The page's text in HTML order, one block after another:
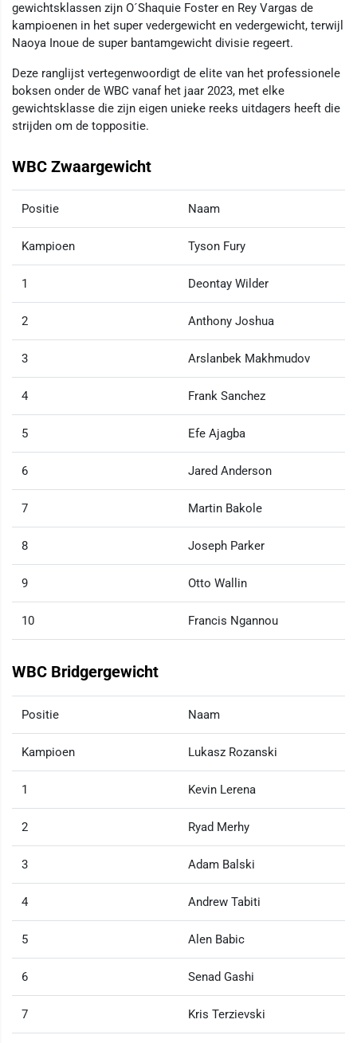
gewichtsklassen zijn O´Shaquie Foster en Rey Vargas de
kampioenen in het super vedergewicht en vedergewicht, terwijl
Naoya Inoue de super bantamgewicht divisie regeert.
Deze ranglijst vertegenwoordigt de elite van het professionele
boksen onder de WBC vanaf het jaar 2023, met elke
gewichtsklasse die zijn eigen unieke reeks uitdagers heeft die
strijden om de toppositie.
WBC Zwaargewicht
Positie Naam
Kampioen Tyson Fury
1 Deontay Wilder
2 Anthony Joshua
3 Arslanbek Makhmudov
4 Frank Sanchez
5 Efe Ajagba
6 Jared Anderson
7 Martin Bakole
8 Joseph Parker
9 Otto Wallin
10 Francis Ngannou
WBC Bridgergewicht
Positie Naam
Kampioen Lukasz Rozanski
1 Kevin Lerena
2 Ryad Merhy
3 Adam Balski
4 Andrew Tabiti
5 Alen Babic
6 Senad Gashi
7 Kris Terzievski